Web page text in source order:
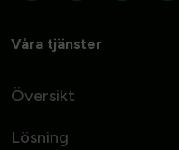
Våra tjänster
Översikt
Lösning